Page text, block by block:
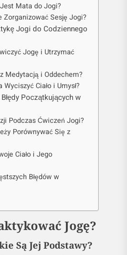
Mata do Jogi?
Zorganizować Sesję Jogi?
Jogi do Codziennego
Jogę i Utrzymać
Medytacją i Oddechem?
Ciało i Umysł?
Początkujących w
Podczas Ćwiczeń Jogi?
Porównywać Się z
Ciało i Jego
Błędów w
Jogę?
Są Jej Podstawy?